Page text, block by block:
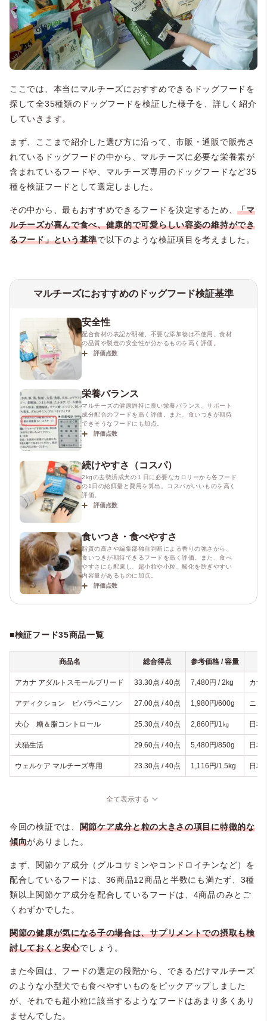
ここでは、本当にマルチーズにおすすめできるドッグフードを
探して全35種類のドッグフードを検証した様子を、詳しく紹介
していきます。
まず、ここまで紹介した選び方に沿って、市販・通販で販売さ
れているドッグフードの中から、マルチーズに必要な栄養素が
含まれているフードや、マルチーズ専用のドッグフードなど35
種を検証フードとして選定しました。
その中から、最もおすすめできるフードを決定するため、「マ
ルチーズが喜んで食べ、健康的で可愛らしい容姿の維持ができ
るフード」という基準で以下のような検証項目を考えました。
マルチーズにおすすめのドッグフード検証基準
安全性
配合食材の表記が明確、不要な添加物は不使用、食材
の品質や製造の安全性が分かるものを高く評価。
評価点数
栄養バランス
マルチーズの健康維持に良い栄養バランス、サポート
成分配合のフードを高く評価。また、食いつきが期待
できそうなフードにも加点。
評価点数
続けやすさ（コスパ）
2kgの去勢済成犬の１日に必要なカロリーから各フード
の1日の給餌量と費用を算出。コスパがいいものを高く
評価。
評価点数
食いつき・食べやすさ
脂質の高さや編集部独自判断による香りの強さから、
食いつきが期待できるフードを高く評価。また、食べ
やすさにも配慮し、超小粒や小粒、酸化を防ぎやすい
内容量があるものに加点。
評価点数
■検証フード35商品一覧
商品名 総合得点 参考価格 / 容量
アカナ アダルトスモールブリード 33.30点 / 40点 7,480円 / 2kg カナ
アディクション ビバラベニソン 27.00点 / 40点 1,980円/600g ニュ
犬心 糖＆脂コントロール 25.30点 / 40点 2,860円/1㎏ 日本
犬猫生活 29.60点 / 40点 5,480円/850g 日本
ウェルケア マルチーズ専用 23.30点 / 40点 1,116円/1.5kg 日本
全て表示する
今回の検証では、 関節ケア成分と粒の大きさの項目に特徴的な
傾向がありました。
まず、関節ケア成分（グルコサミンやコンドロイチンなど）を
配合しているフードは、36商品12商品と半数にも満たず、3種
類以上関節ケア成分を配合しているフードは、4商品のみとご
くわずかでした。
関節の健康が気になる子の場合は、サプリメントでの摂取も検
討しておくと安心でしょう。
また今回は、フードの選定の段階から、できるだけマルチーズ
のような小型犬でも食べやすいものをピックアップしました
が、それでも超小粒に該当するようなフードはあまり多くあり
ませんでした。